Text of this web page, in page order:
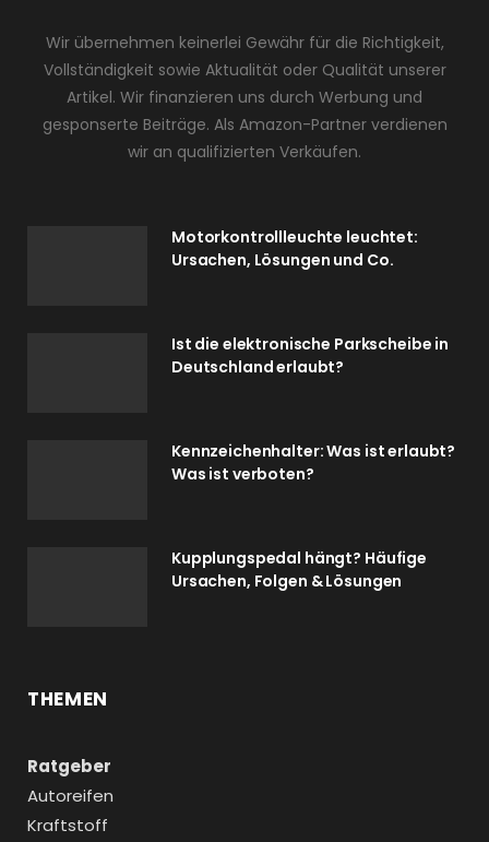
Wir übernehmen keinerlei Gewähr für die Richtigkeit,
Vollständigkeit sowie Aktualität oder Qualität unserer
Artikel. Wir finanzieren uns durch Werbung und
gesponserte Beiträge. Als Amazon-Partner verdienen
wir an qualifizierten Verkäufen.
Motorkontrollleuchte leuchtet:
Ursachen, Lösungen und Co.
Ist die elektronische Parkscheibe in
Deutschland erlaubt?
Kennzeichenhalter: Was ist erlaubt?
Was ist verboten?
Kupplungspedal hängt? Häufige
Ursachen, Folgen & Lösungen
THEMEN
Ratgeber
Autoreifen
Kraftstoff